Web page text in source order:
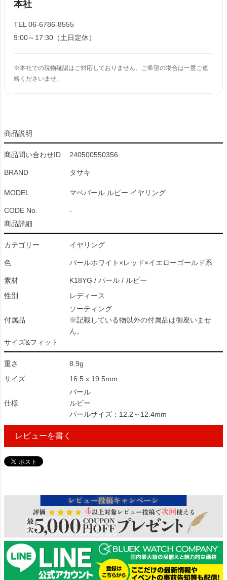
本社
TEL 06-6786-8555
9:00～17:30（土日定休）
※本社での現物確認はご対応しておりません。ご希望の場合は一度ご連
絡くださいませ。
商品説明
商品問い合わせID 240500550356
BRAND タサキ
MODEL マベパール ルビー イヤリング
CODE No.
-
商品詳細
カテゴリー イヤリング
色 パールホワイト×レッド×イエローゴールド系
素材
K18YG / パール / ルビー
性別
レディース
付属品
ソーティング
※記載している物以外の付属品は御座いませ
ん。
サイズ&フィット
重さ
8.9g
サイズ
16.5 x 19.5mm
仕様
パール
ルビー
パールサイズ：12.2～12.4mm
レビューを書く